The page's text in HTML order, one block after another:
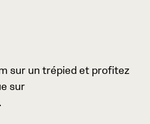
sur un trépied et profitez
sur